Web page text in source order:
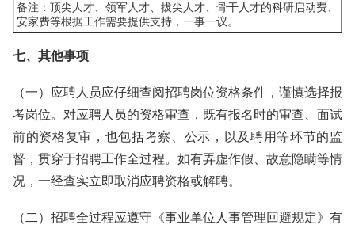
备注：顶尖人才、领军人才、拔尖人才、骨干人才的科研启动费、
安家费等根据工作需要提供支持，一事一议。
七、其他事项
（一）应聘人员应仔细查阅招聘岗位资格条件，谨慎选择报
考岗位。对应聘人员的资格审查，既有报名时的审查、面试
前的资格复审，也包括考察、公示，以及聘用等环节的监
督，贯穿于招聘工作全过程。如有弄虚作假、故意隐瞒等情
况，一经查实立即取消应聘资格或解聘。
（二）招聘全过程应遵守《事业单位人事管理回避规定》有